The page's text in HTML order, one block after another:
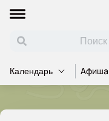
Календарь Афиша